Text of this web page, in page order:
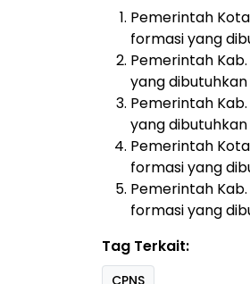
Pemerintah
formasi yang
Pemerintah
yang
Pemerintah
yang dibutuhkan
Pemerintah
formasi yang
Pemerintah
formasi yang
Tag Terkait:
CPNS